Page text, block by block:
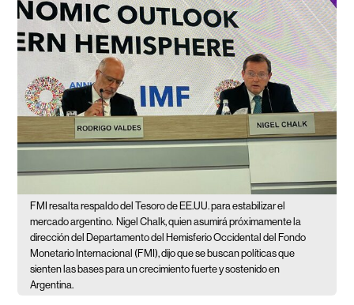
FMI resalta respaldo del Tesoro de EE.UU. para estabilizar el
mercado argentino. Nigel Chalk, quien asumirá próximamente la
dirección del Departamento del Hemisferio Occidental del Fondo
Monetario Internacional (FMI), dijo que se buscan políticas que
sienten las bases para un crecimiento fuerte y sostenido en
Argentina.